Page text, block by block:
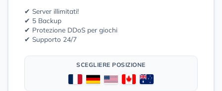
✔ Server illimitati!
✔ 5 Backup
✔ Protezione DDoS per giochi
✔ Supporto 24/7
SCEGLIERE POSIZIONE